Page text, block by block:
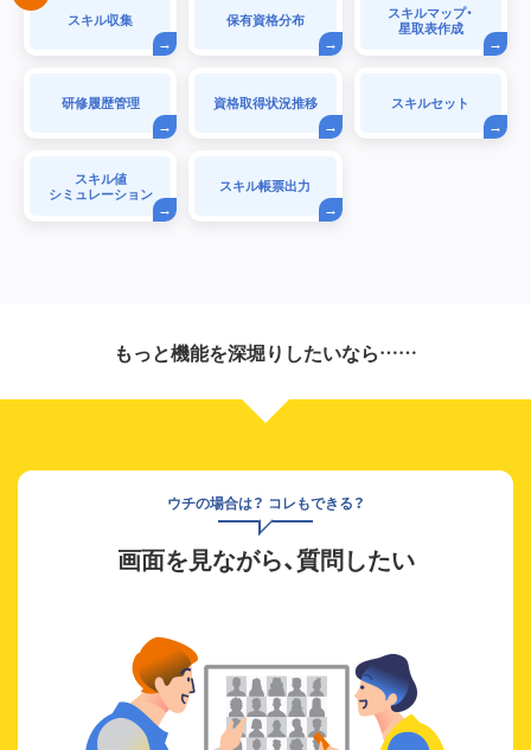
スキル収集 保有資格分布 スキルマップ・
星取表作成
研修履歴管理 資格取得状況推移 スキルセット
スキル値
シミュレーション スキル帳票出力
もっと機能を深堀りしたいなら……
ウチの場合は？ コレもできる？
画面を見ながら、質問したい